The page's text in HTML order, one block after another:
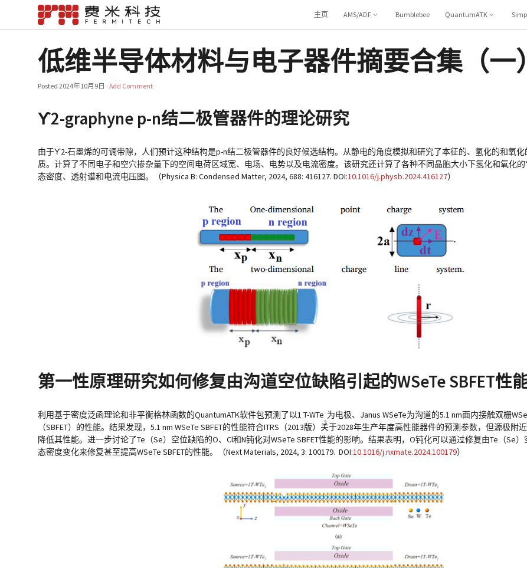
主页 AMS/ADF Bumblebee QuantumATK
低维半导体材料与电子器件摘要合集（一）
Posted2024年10月9日 ·Add Comment
ϒ2-graphyne p-n结二极管器件的理论研究
由于ϒ2-石墨烯的可调带隙，人们预计这种结构是p-n结二极管器件的良好候选结构。从静电的角度模拟和研究了本征的、氢化的和氧
质。计算了不同电子和空穴掺杂量下的空间电荷区域宽、电场、电势以及电流密度。该研究还计算了各种不同晶胞大小下氢化和氧化
态密度、透射谱和电流电压图。（Physica B: Condensed Matter, 2024, 688: 416127. DOI:10.1016/j.physb.2024.416127）
第一性原理研究如何修复由沟道空位缺陷引起的WSeTe SBFET性
利用基于密度泛函理论和非平衡格林函数的QuantumATK软件包预测了以1 T-WTe
2
为电极、Janus WSeTe为沟道的5.1 nm面内接触双栅
（SBFET）的性能。结果发现，5.1 nm WSeTe SBFET的性能符合ITRS（2013版）关于2028年生产年度高性能器件的预测参数，但源极附
降低其性能。进一步讨论了Te（Se）空位缺陷的O、Cl和N钝化对WSeTe SBFET性能的影响。结果表明，O钝化可以通过修复由Te（Se
态密度变化来修复甚至提高WSeTe SBFET的性能。（Next Materials, 2024, 3: 100179. DOI:10.1016/j.nxmate.2024.100179）